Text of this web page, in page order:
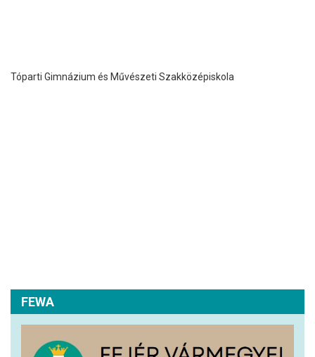
Tóparti Gimnázium és Művészeti Szakközépiskola
FEWA